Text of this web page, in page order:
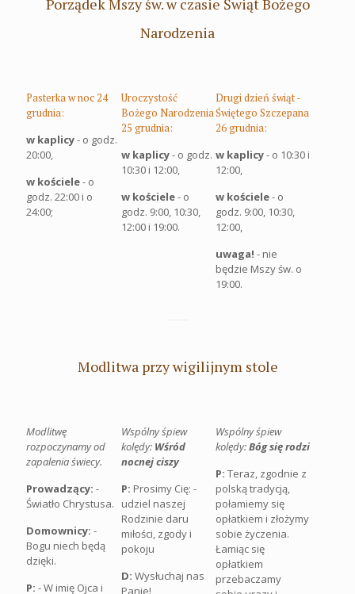
Narodzenia
Pasterka w noc 24
grudnia:
w kaplicy- o godz.
20:00,
w kościele- o
godz. 22:00 i o
24:00;
Uroczystość
Bożego Narodzenia
25 grudnia:
w kaplicy- o godz.
10:30 i 12:00,
w kościele- o
godz. 9:00, 10:30,
12:00 i 19:00.
Drugi dzień świąt -
Świętego Szczepana
26 grudnia:
w kaplicy- o 10:30 i
12:00,
w kościele- o
godz. 9:00, 10:30,
12:00,
uwaga! - nie
będzie Mszy św. o
19:00.
Modlitwa przy wigilijnym stole
Modlitwę
rozpoczynamy od
zapalenia świecy.
Prowadzący: -
Światło Chrystusa.
Domownicy: -
Bogu niech będą
dzięki.
P: - W imię Ojca i
Wspólny śpiew
kolędy:Wśród
nocnej ciszy
P: Prosimy Cię: -
udziel naszej
Rodzinie daru
miłości, zgody i
pokoju
D: Wysłuchaj nas
Panie!
Wspólny śpiew
kolędy:Bóg się rodzi
P: Teraz, zgodnie z
polską tradycją,
połamiemy się
opłatkiem i złożymy
sobie życzenia.
Łamiąc się
opłatkiem
przebaczamy